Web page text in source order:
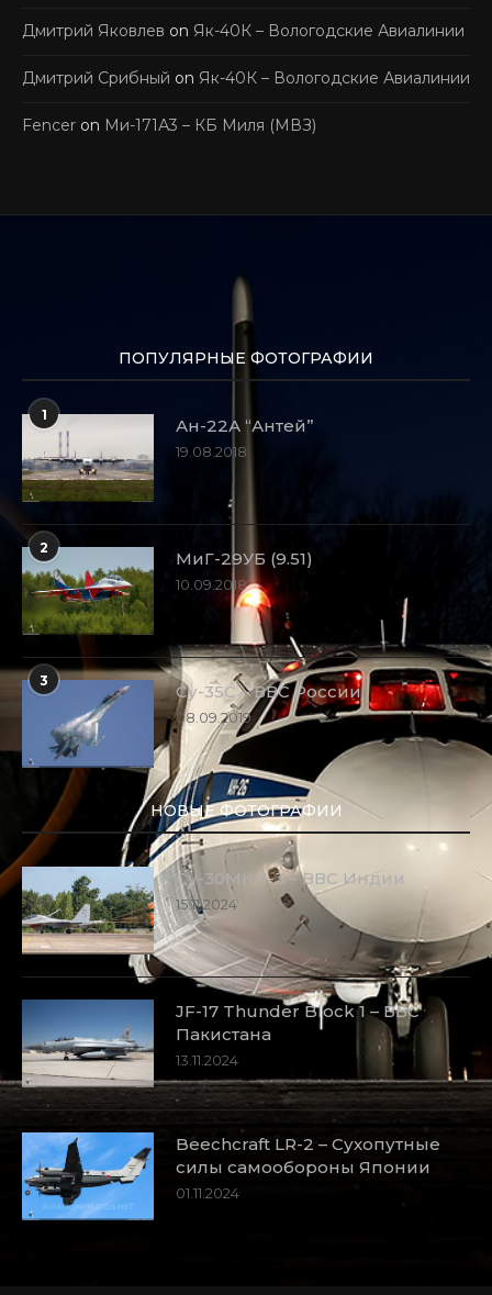
Дмитрий Яковлев on Як-40К – Вологодские Авиалинии
Дмитрий Срибный on Як-40К – Вологодские Авиалинии
Fencer on Ми-171А3 – КБ Миля (МВЗ)
ПОПУЛЯРНЫЕ ФОТОГРАФИИ
1
Ан-22А “Антей”
19.08.2018
2
МиГ-29УБ (9.51)
10.09.2018
3
Су-35С – ВВС России
08.09.2019
НОВЫЕ ФОТОГРАФИИ
Су-30МКИ-3 – ВВС Индии
15.11.2024
JF-17 Thunder Block 1 – ВВС
Пакистана
13.11.2024
Beechcraft LR-2 – Сухопутные
силы самообороны Японии
01.11.2024